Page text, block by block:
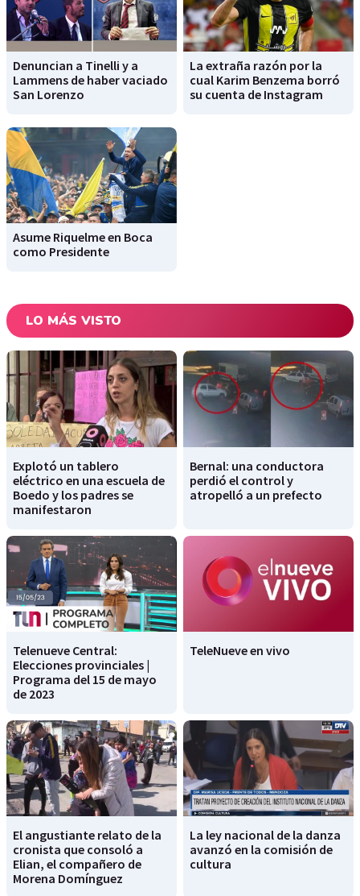
Denuncian a Tinelli y a
Lammens de haber vaciado
San Lorenzo
La extraña razón por la
cual Karim Benzema borró
su cuenta de Instagram
Asume Riquelme en Boca
como Presidente
LO MÁS VISTO
Explotó un tablero
eléctrico en una escuela de
Boedo y los padres se
manifestaron
Bernal: una conductora
perdió el control y
atropelló a un prefecto
Telenueve Central:
Elecciones provinciales |
Programa del 15 de mayo
de 2023
TeleNueve en vivo
El angustiante relato de la
cronista que consoló a
Elian, el compañero de
Morena Domínguez
La ley nacional de la danza
avanzó en la comisión de
cultura